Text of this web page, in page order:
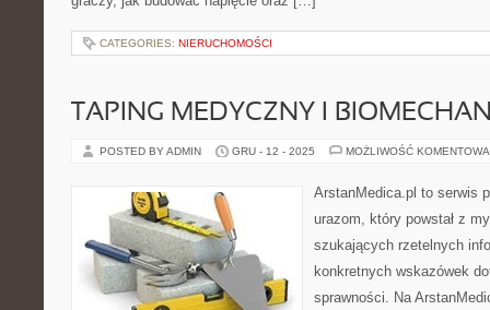
CATEGORIES: NIERUCHOMOŚCI
TAPING MEDYCZNY I
POSTED BY ADMIN GRU - 12 - 2025 MOŻLIWOŚĆ
ArstanMedica.pl to serwis
urazom, który powstał z
szukających rzetelnych
konkretnych wskazówek
sprawności. Na